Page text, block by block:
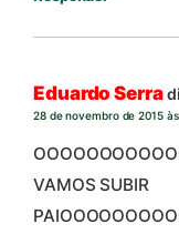
Eduardo Serra
28 de novembro de 2015
VAMOS SUBIR